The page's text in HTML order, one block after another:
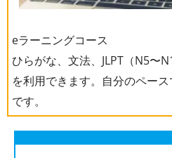
eラーニングコース
ひらがな、文法、JLPT（N5〜
を利用できます。自分のペー
です。